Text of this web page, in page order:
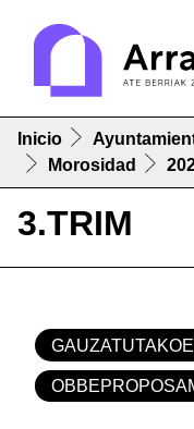
Inicio
Morosidad
3.TRIM